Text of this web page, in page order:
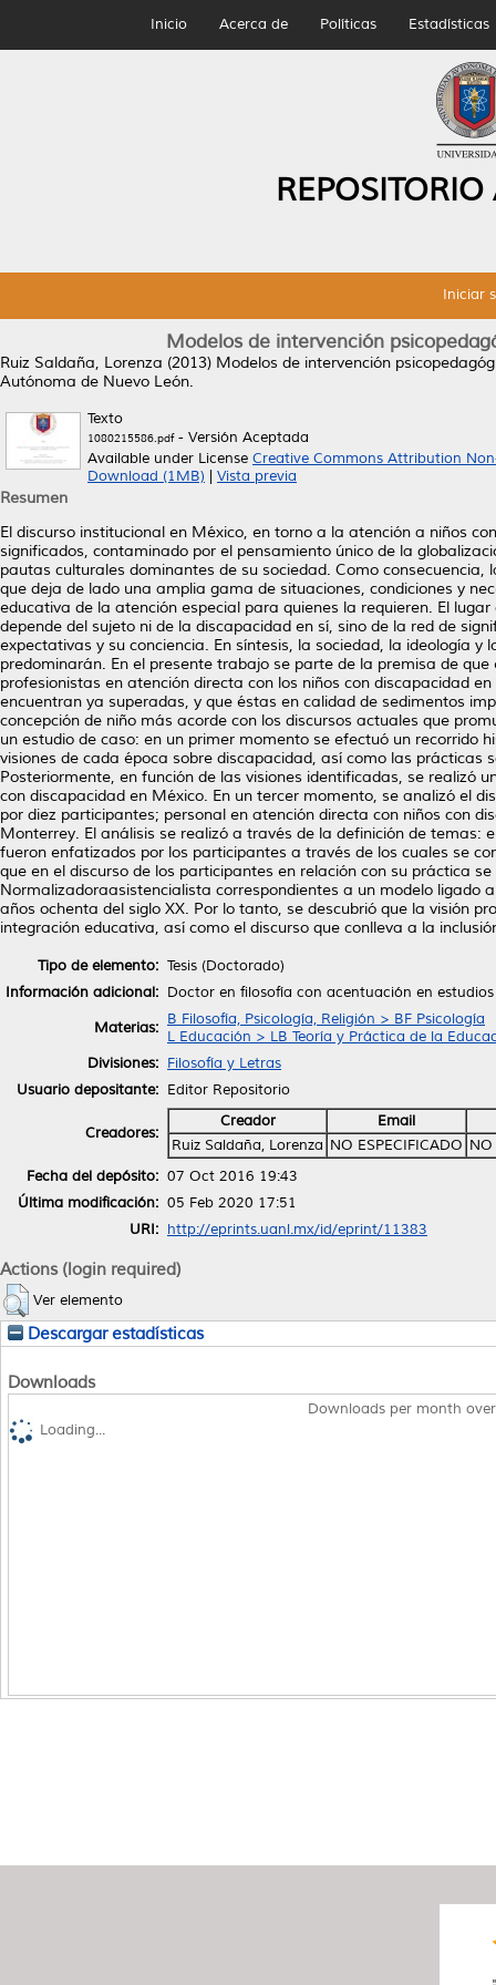
Inicio Acerca de Políticas Estadísticas
Iniciar
Modelos de intervención
Ruiz Saldaña, Lorenza (2013) Modelos de intervención
Autónoma de Nuevo León.
Texto
1080215586.pdf- Versión Aceptada
Available under License Creative Commons Attribution
Download (1MB)
Vista previa
Resumen
El discurso institucional en México, en torno a la atención a niños
significados, contaminado por el pensamiento único de la
pautas culturales dominantes de su sociedad. Como
que deja de lado una amplia gama de situaciones, condiciones y
educativa de la atención especial para quienes la requieren. El
depende del sujeto ni de la discapacidad en sí, sino de la red de
expectativas y su conciencia. En síntesis, la sociedad, la ideología
predominarán. En el presente trabajo se parte de la premisa de
profesionistas en atención directa con los niños con discapacidad
encuentran ya superadas, y que éstas en calidad de sedimentos
concepción de niño más acorde con los discursos actuales que
un estudio de caso: en un primer momento se efectuó un recorrido
visiones de cada época sobre discapacidad, así como las
Posteriormente, en función de las visiones identificadas, se realizó
con discapacidad en México. En un tercer momento, se analizó el
por diez participantes; personal en atención directa con niños con
Monterrey. El análisis se realizó a través de la definición de temas:
fueron enfatizados por los participantes a través de los cuales se
que en el discurso de los participantes en relación con su práctica
Normalizadoraasistencialista correspondientes a un modelo ligado
años ochenta del siglo XX. Por lo tanto, se descubrió que la visión
integración educativa, así como el discurso que conlleva a la
Tipo de elemento: Tesis (Doctorado)
Información adicional: Doctor en filosofía con acentuación en
Materias: B Filosofía, Psicología, Religión > BF Psicología
L Educación > LB Teoría y Práctica de la
Divisiones: Filosofía y Letras
Usuario depositante: Editor Repositorio
Creadores:
Creador
Email
Ruiz Saldaña, Lorenza NO ESPECIFICADO NO
Fecha del depósito: 07 Oct 2016 19:43
Última modificación: 05 Feb 2020 17:51
URI: http://eprints.uanl.mx/id/eprint/11383
Actions (login required)
Ver elemento
Descargar estadísticas
Downloads
Downloads per month
Loading...